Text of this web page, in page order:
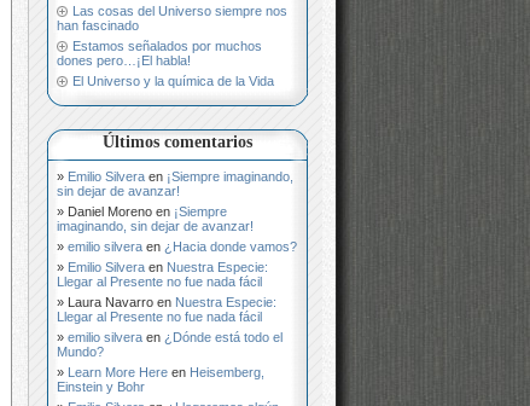
Las cosas del Universo siempre nos
han fascinado
Estamos señalados por muchos
dones pero…¡El habla!
El Universo y la química de la Vida
Últimos comentarios
Emilio Silvera en ¡Siempre imaginando,
sin dejar de avanzar!
Daniel Moreno en ¡Siempre
imaginando, sin dejar de avanzar!
emilio silvera en ¿Hacia donde vamos?
Emilio Silvera en Nuestra Especie:
Llegar al Presente no fue nada fácil
Laura Navarro en Nuestra Especie:
Llegar al Presente no fue nada fácil
emilio silvera en ¿Dónde está todo el
Mundo?
Learn More Here en Heisemberg,
Einstein y Bohr